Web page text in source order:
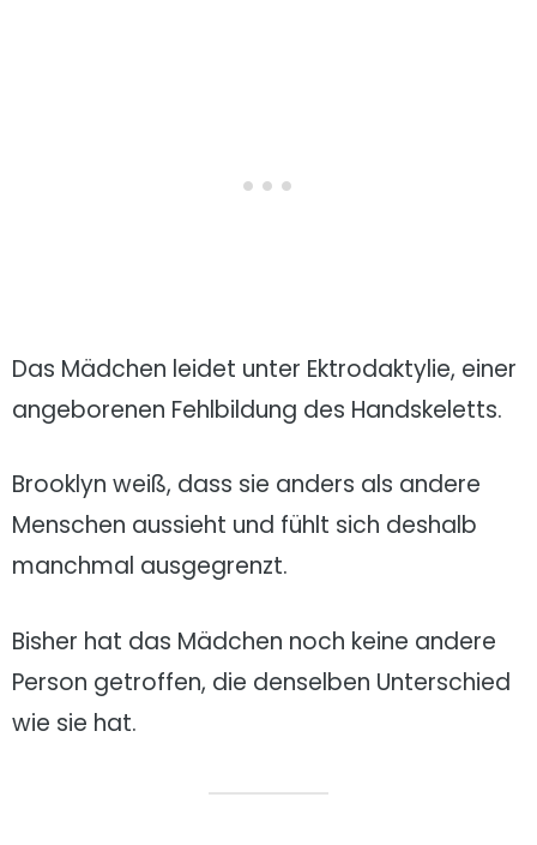
Das Mädchen leidet unter Ektrodaktylie, einer
angeborenen Fehlbildung des Handskeletts.
Brooklyn weiß, dass sie anders als andere
Menschen aussieht und fühlt sich deshalb
manchmal ausgegrenzt.
Bisher hat das Mädchen noch keine andere
Person getroffen, die denselben Unterschied
wie sie hat.